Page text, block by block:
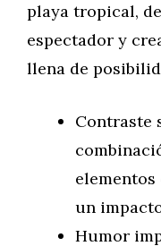
playa tropical,
espectador y
llena de
Contraste
un
Humor